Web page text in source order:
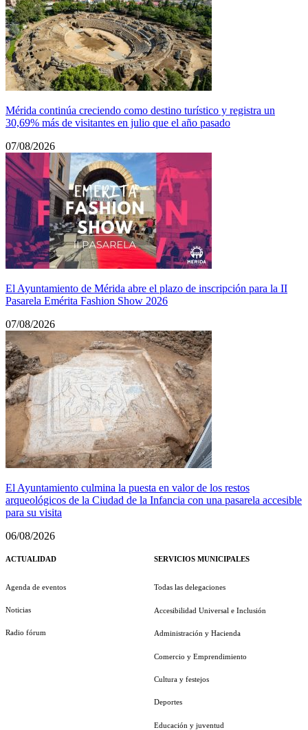
Mérida continúa creciendo como destino turístico y registra un
30,69% más de visitantes en julio que el año pasado
07/08/2026
El Ayuntamiento de Mérida abre el plazo de inscripción para la II
Pasarela Emérita Fashion Show 2026
07/08/2026
El Ayuntamiento culmina la puesta en valor de los restos
arqueológicos de la Ciudad de la Infancia con una pasarela accesible
para su visita
06/08/2026
ACTUALIDAD
Agenda de eventos
Noticias
Radio fórum
SERVICIOS MUNICIPALES
Todas las delegaciones
Accesibilidad Universal e Inclusión
Administración y Hacienda
Comercio y Emprendimiento
Cultura y festejos
Deportes
Educación y juventud